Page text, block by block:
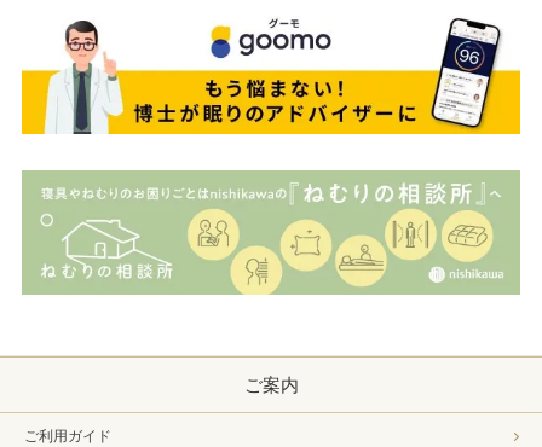
ご案内
ご利用ガイド